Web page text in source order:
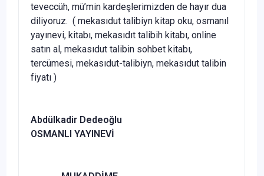
teveccüh, mü’min kardeşlerimizden de hayır dua
diliyoruz. ( mekasıdut talibiyn kitap oku, osmanıl
yayınevi, kitabı, mekasıdıt talibih kitabı, online
satın al, mekasıdut talibin sohbet kitabı,
tercümesi, mekasıdut-talibiyn, mekasıdut talibin
fiyatı )
Abdülkadir Dedeoğlu
OSMANLI YAYINEVİ